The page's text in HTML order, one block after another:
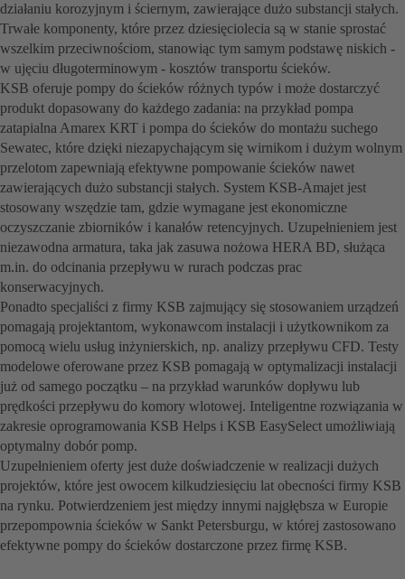
działaniu korozyjnym i ściernym, zawierające dużo substancji stałych.
Trwałe komponenty, które przez dziesięciolecia są w stanie sprostać
wszelkim przeciwnościom, stanowiąc tym samym podstawę niskich -
w ujęciu długoterminowym - kosztów transportu ścieków.
KSB oferuje pompy do ścieków różnych typów i może dostarczyć
produkt dopasowany do każdego zadania: na przykład pompa
zatapialna Amarex KRT i pompa do ścieków do montażu suchego
Sewatec, które dzięki niezapychającym się wirnikom i dużym wolnym
przelotom zapewniają efektywne pompowanie ścieków nawet
zawierających dużo substancji stałych. System KSB-Amajet jest
stosowany wszędzie tam, gdzie wymagane jest ekonomiczne
oczyszczanie zbiorników i kanałów retencyjnych. Uzupełnieniem jest
niezawodna armatura, taka jak zasuwa nożowa HERA BD, służąca
m.in. do odcinania przepływu w rurach podczas prac
konserwacyjnych.
Ponadto specjaliści z firmy KSB zajmujący się stosowaniem urządzeń
pomagają projektantom, wykonawcom instalacji i użytkownikom za
pomocą wielu usług inżynierskich, np. analizy przepływu CFD. Testy
modelowe oferowane przez KSB pomagają w optymalizacji instalacji
już od samego początku – na przykład warunków dopływu lub
prędkości przepływu do komory wlotowej. Inteligentne rozwiązania w
zakresie oprogramowania KSB Helps i KSB EasySelect umożliwiają
optymalny dobór pomp.
Uzupełnieniem oferty jest duże doświadczenie w realizacji dużych
projektów, które jest owocem kilkudziesięciu lat obecności firmy KSB
na rynku. Potwierdzeniem jest między innymi najgłębsza w Europie
przepompownia ścieków w Sankt Petersburgu, w której zastosowano
efektywne pompy do ścieków dostarczone przez firmę KSB.